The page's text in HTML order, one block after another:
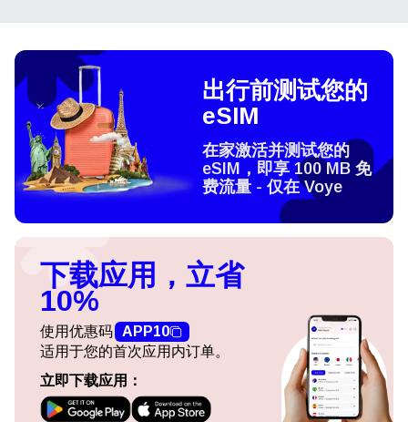
出行前测试您的
eSIM
在家激活并测试您的
eSIM，即享 100 MB 免
费流量 - 仅在 Voye
下载应用，立省
10%
使用优惠码 APP10
适用于您的首次应用内订单。
立即下载应用：